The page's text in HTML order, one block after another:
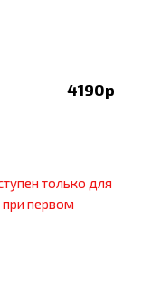
4190р
только для
первом